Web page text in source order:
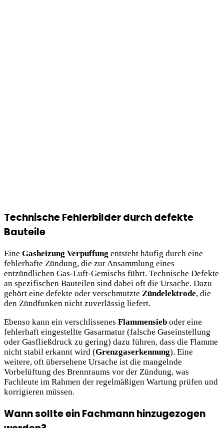
Technische Fehlerbilder durch defekte
Bauteile
Eine Gasheizung Verpuffung entsteht häufig durch eine
fehlerhafte Zündung, die zur Ansammlung eines
entzündlichen Gas-Luft-Gemischs führt. Technische Defekte
an spezifischen Bauteilen sind dabei oft die Ursache. Dazu
gehört eine defekte oder verschmutzte Zündelektrode, die
den Zündfunken nicht zuverlässig liefert.
Ebenso kann ein verschlissenes Flammensieb oder eine
fehlerhaft eingestellte Gasarmatur (falsche Gaseinstellung
oder Gasfließdruck zu gering) dazu führen, dass die Flamme
nicht stabil erkannt wird (Grenzgaserkennung). Eine
weitere, oft übersehene Ursache ist die mangelnde
Vorbelüftung des Brennraums vor der Zündung, was
Fachleute im Rahmen der regelmäßigen Wartung prüfen und
korrigieren müssen.
Wann sollte ein Fachmann hinzugezogen